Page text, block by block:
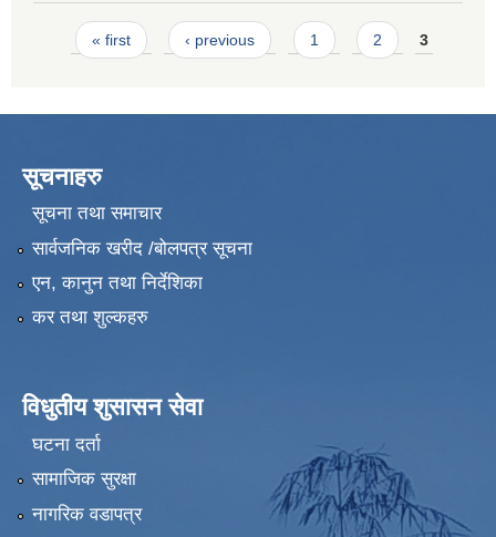
Pages
« first ‹ previous 1 2 3
सूचनाहरु
सूचना तथा समाचार
सार्वजनिक खरीद /बोलपत्र सूचना
एन, कानुन तथा निर्देशिका
कर तथा शुल्कहरु
विधुतीय शुसासन सेवा
घटना दर्ता
सामाजिक सुरक्षा
नागरिक वडापत्र